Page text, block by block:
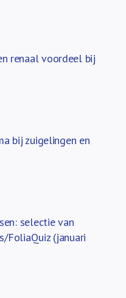
renaal voordeel bij
bij zuigelingen en
selectie van
FoliaQuiz (januari